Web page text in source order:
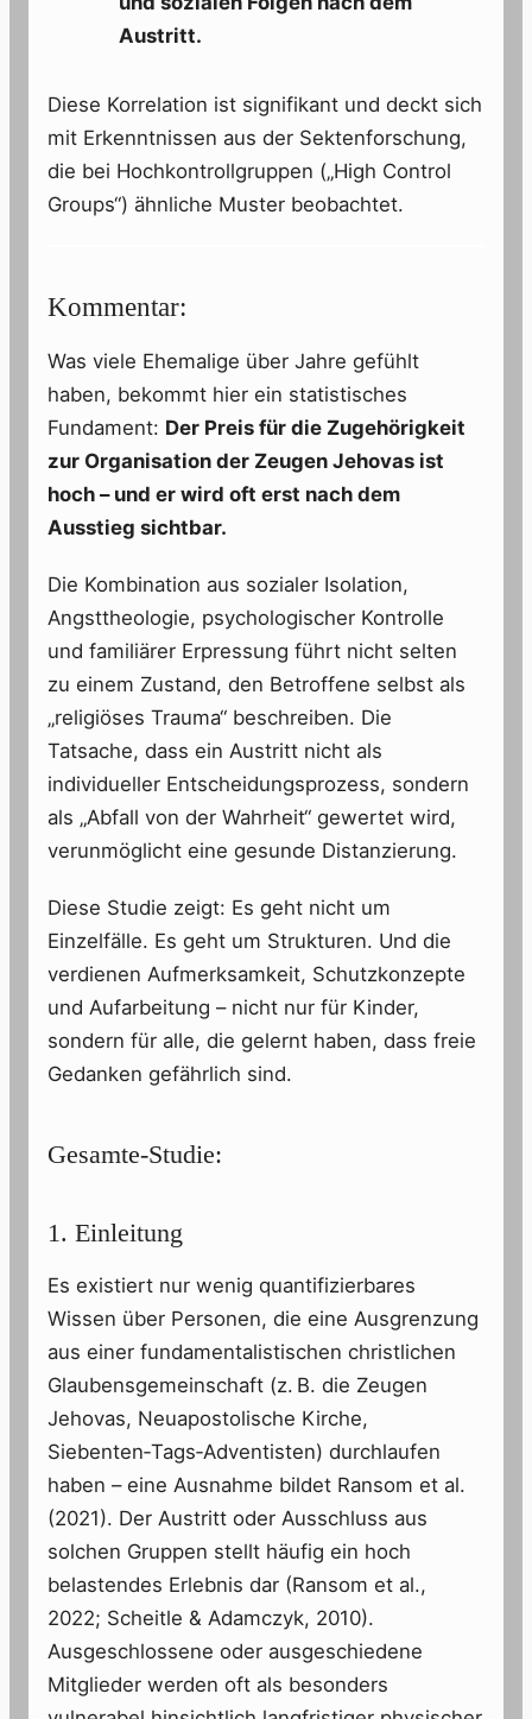
Austritt.
Diese Korrelation ist signifikant und deckt sich
mit Erkenntnissen aus der Sektenforschung,
die bei Hochkontrollgruppen („High Control
Groups“) ähnliche Muster beobachtet.
Kommentar:
Was viele Ehemalige über Jahre gefühlt
haben, bekommt hier ein statistisches
Fundament: Der Preis für die Zugehörigkeit
zur Organisation der Zeugen Jehovas ist
hoch – und er wird oft erst nach dem
Ausstieg sichtbar.
Die Kombination aus sozialer Isolation,
Angsttheologie, psychologischer Kontrolle
und familiärer Erpressung führt nicht selten
zu einem Zustand, den Betroffene selbst als
„religiöses Trauma“ beschreiben. Die
Tatsache, dass ein Austritt nicht als
individueller Entscheidungsprozess, sondern
als „Abfall von der Wahrheit“ gewertet wird,
verunmöglicht eine gesunde Distanzierung.
Diese Studie zeigt: Es geht nicht um
Einzelfälle. Es geht um Strukturen. Und die
verdienen Aufmerksamkeit, Schutzkonzepte
und Aufarbeitung – nicht nur für Kinder,
sondern für alle, die gelernt haben, dass freie
Gedanken gefährlich sind.
Gesamte-Studie:
1. Einleitung
Es existiert nur wenig quantifizierbares
Wissen über Personen, die eine Ausgrenzung
aus einer fundamentalistischen christlichen
Glaubensgemeinschaft (z. B. die Zeugen
Jehovas, Neuapostolische Kirche,
Siebenten‑Tags‑Adventisten) durchlaufen
haben – eine Ausnahme bildet Ransom et al.
(2021). Der Austritt oder Ausschluss aus
solchen Gruppen stellt häufig ein hoch
belastendes Erlebnis dar (Ransom et al.,
2022; Scheitle & Adamczyk, 2010).
Ausgeschlossene oder ausgeschiedene
Mitglieder werden oft als besonders